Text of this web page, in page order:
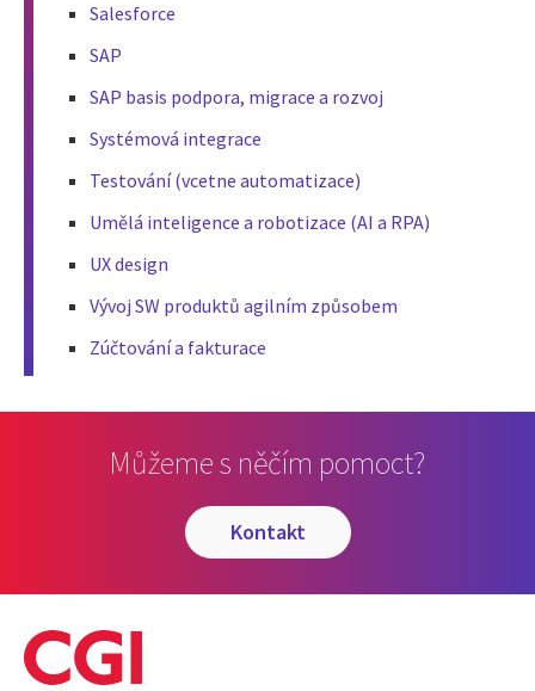
Salesforce
SAP
SAP basis podpora, migrace a rozvoj
Systémová integrace
Testování (vcetne automatizace)
Umělá inteligence a robotizace (AI a RPA)
UX design
Vývoj SW produktů agilním způsobem
Zúčtování a fakturace
Můžeme s něčím pomoct?
kontakt